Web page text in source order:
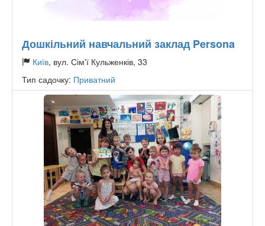
Дошкільний навчальний заклад Persona
Київ, вул. Сім'ї Кульженків, 33
Тип садочку: Приватний